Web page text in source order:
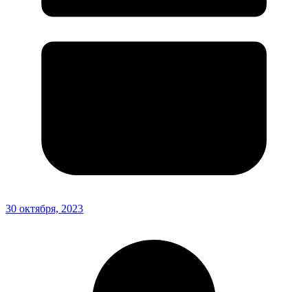
30 октября, 2023